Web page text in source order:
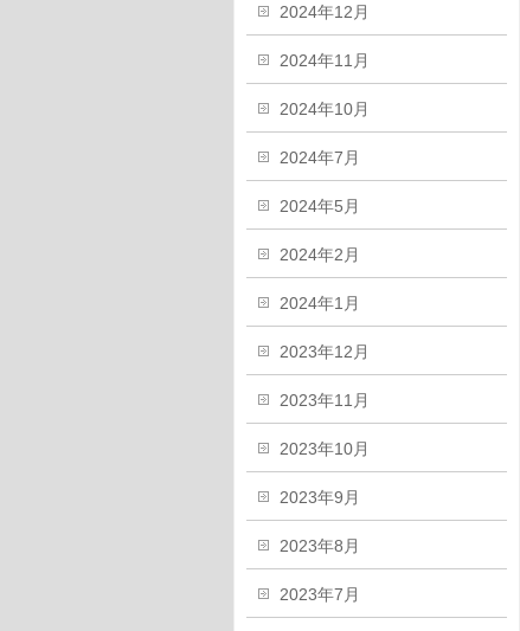
2024年12月
2024年11月
2024年10月
2024年7月
2024年5月
2024年2月
2024年1月
2023年12月
2023年11月
2023年10月
2023年9月
2023年8月
2023年7月